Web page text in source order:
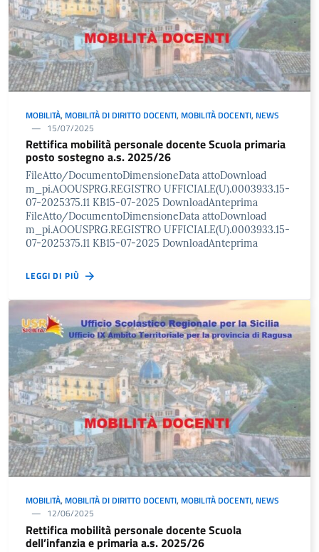
MOBILITÀ, MOBILITÀ DI DIRITTO DOCENTI, MOBILITÀ DOCENTI, NEWS
15/07/2025
Rettifica mobilità personale docente Scuola primaria
posto sostegno a.s. 2025/26
FileAtto/DocumentoDimensioneData attoDownload
m_pi.AOOUSPRG.REGISTRO UFFICIALE(U).0003933.15-
07-2025375.11 KB15-07-2025 DownloadAnteprima
FileAtto/DocumentoDimensioneData attoDownload
m_pi.AOOUSPRG.REGISTRO UFFICIALE(U).0003933.15-
07-2025375.11 KB15-07-2025 DownloadAnteprima
LEGGI DI PIÙ
MOBILITÀ, MOBILITÀ DI DIRITTO DOCENTI, MOBILITÀ DOCENTI, NEWS
12/06/2025
Rettifica mobilità personale docente Scuola
dell’infanzia e primaria a.s. 2025/26